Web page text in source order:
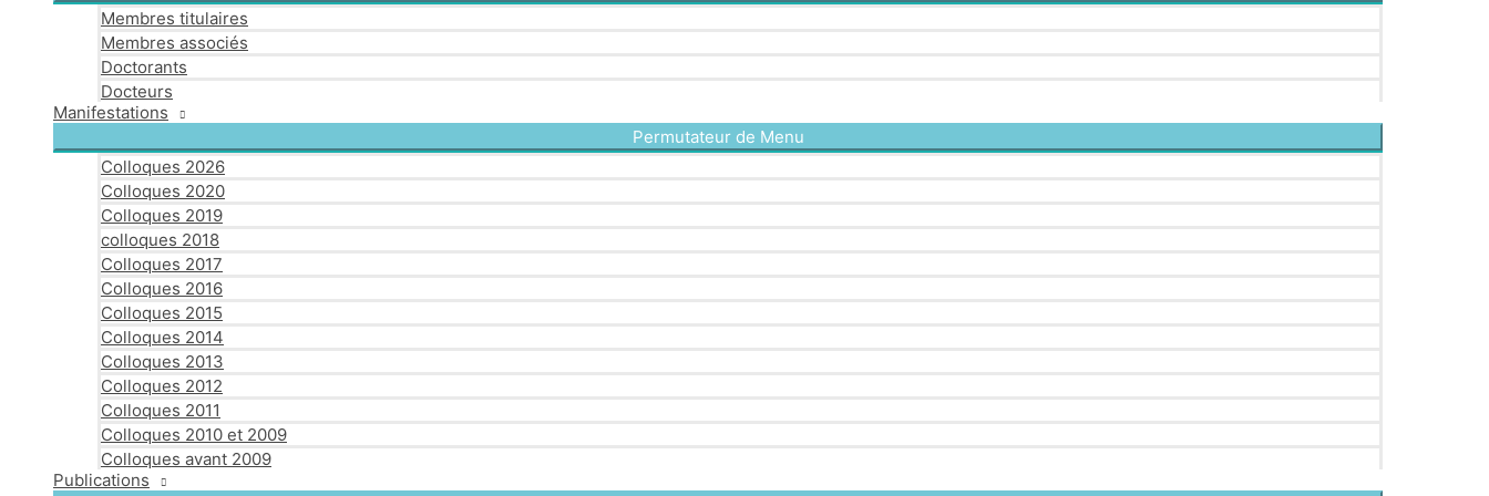
Membres titulaires
Membres associés
Doctorants
Docteurs
Manifestations
Permutateur de Menu
Colloques 2026
Colloques 2020
Colloques 2019
colloques 2018
Colloques 2017
Colloques 2016
Colloques 2015
Colloques 2014
Colloques 2013
Colloques 2012
Colloques 2011
Colloques 2010 et 2009
Colloques avant 2009
Publications